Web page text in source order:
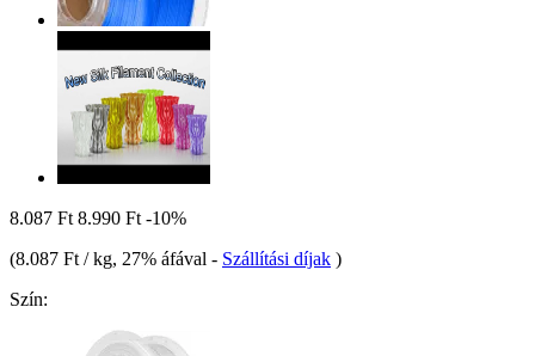
8.087 Ft 8.990 Ft -10%
(8.087 Ft / kg, 27% áfával - Szállítási díjak )
Szín: